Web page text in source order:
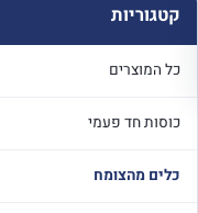
קטגוריות
כל המוצרים
כוסות חד פעמי
כלים מהצומח